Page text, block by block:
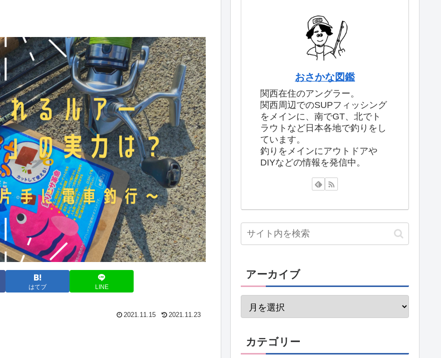
はてブ LINE
2021.11.15 2021.11.23
おさかな図鑑
関西在住のアングラー。
関西周辺でのSUPフィッシング
をメインに、南でGT、北でト
ラウトなど日本各地で釣りをし
ています。
釣りをメインにアウトドアや
DIYなどの情報を発信中。
アーカイブ
カテゴリー